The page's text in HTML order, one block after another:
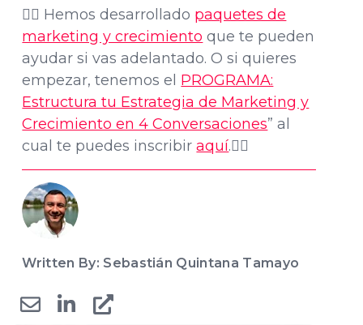
👉🏽 Hemos desarrollado paquetes de
marketing y crecimiento que te pueden
ayudar si vas adelantado. O si quieres
empezar, tenemos el PROGRAMA:
Estructura tu Estrategia de Marketing y
Crecimiento en 4 Conversaciones” al
cual te puedes inscribiraquí.👈🏽
Written By: Sebastián Quintana Tamayo